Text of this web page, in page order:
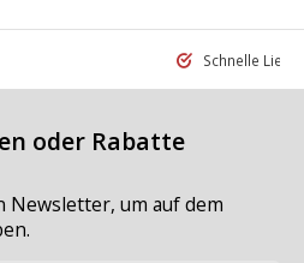
Schnelle
oder Rabatte
Newsletter, um auf dem